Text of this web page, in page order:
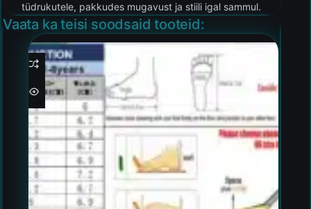
tüdrukutele, pakkudes mugavust ja stiili igal sammul.
Vaata ka teisi soodsaid tooteid: